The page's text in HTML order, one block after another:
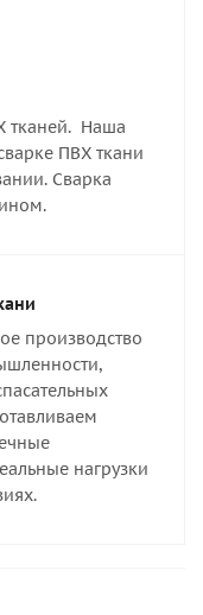
тканей. Наша
ПВХ ткани
Сварка
производство
нагрузки